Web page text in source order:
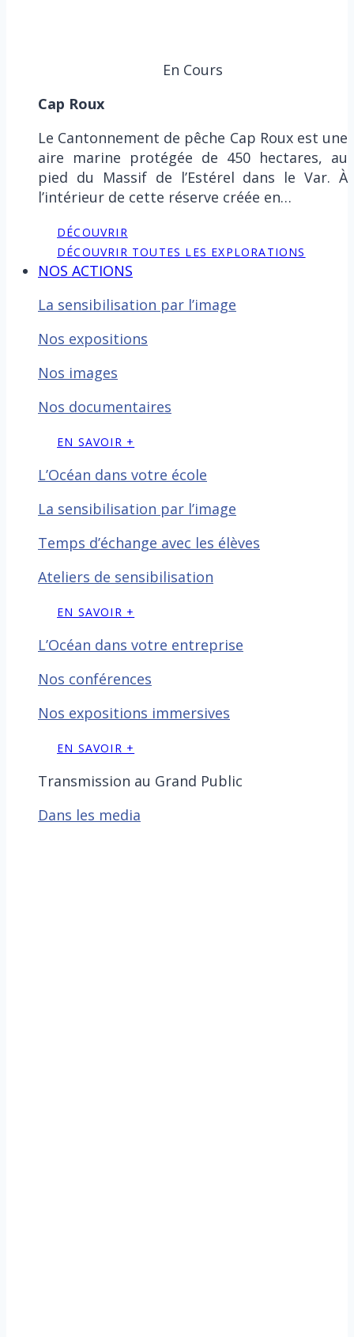
En Cours
Cap Roux
Le Cantonnement de pêche Cap Roux est une
aire marine protégée de 450 hectares, au
pied du Massif de l’Estérel dans le Var. À
l’intérieur de cette réserve créée en…
DÉCOUVRIR
DÉCOUVRIR TOUTES LES EXPLORATIONS
NOS ACTIONS
La sensibilisation par l’image
Nos expositions
Nos images
Nos documentaires
EN SAVOIR +
L’Océan dans votre école
La sensibilisation par l’image
Temps d’échange avec les élèves
Ateliers de sensibilisation
EN SAVOIR +
L’Océan dans votre entreprise
Nos conférences
Nos expositions immersives
EN SAVOIR +
Transmission au Grand Public
Dans les media